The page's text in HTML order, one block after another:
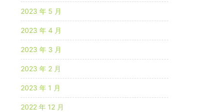
2023 年 5 月
2023 年 4 月
2023 年 3 月
2023 年 2 月
2023 年 1 月
2022 年 12 月